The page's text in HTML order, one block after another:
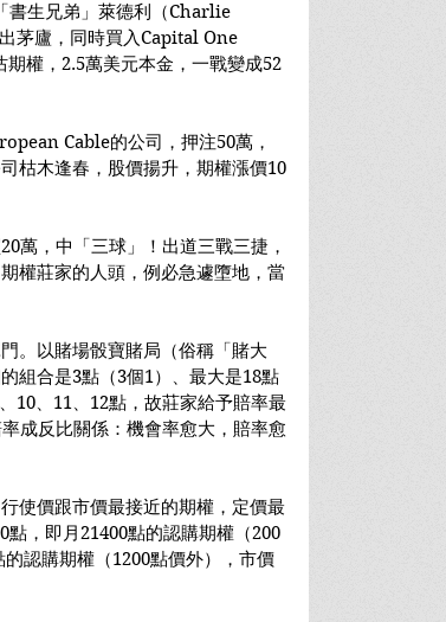
書生兄弟」萊德利（Charlie
茅廬，同時買入Capital One
權，2.5萬美元本金，一戰變成52
Cable的公司，押注50萬，
枯木逢春，股價揚升，期權漲價10
萬，中「三球」！出道三戰三捷，
權莊家的人頭，例必急遽墮地，當
。以賭場骰寶賭局（俗稱「賭大
組合是3點（3個1）、最大是18點
10、11、12點，故莊家給予賠率最
成反比關係：機會率愈大，賠率愈
使價跟市價最接近的期權，定價最
，即月21400點的認購期權（200
認購期權（1200點價外），市價